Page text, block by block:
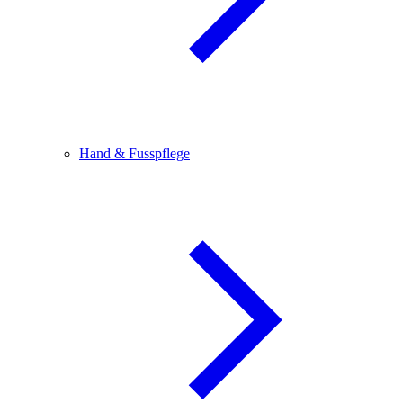
Hand & Fusspflege